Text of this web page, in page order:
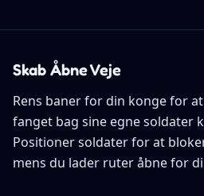
Skab Åbne Veje
Rens baner for din konge for
fanget bag sine egne soldater
Positioner soldater for at
mens du lader ruter åbne for